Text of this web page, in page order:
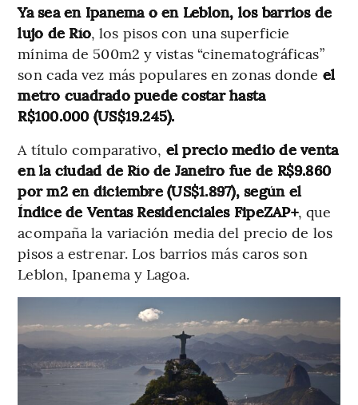
Ya sea en Ipanema o en Leblon, los barrios de
lujo de Río, los pisos con una superficie
mínima de 500m2 y vistas “cinematográficas”
son cada vez más populares en zonas donde el
metro cuadrado puede costar hasta
R$100.000 (US$19.245).
A título comparativo, el precio medio de venta
en la ciudad de Río de Janeiro fue de R$9.860
por m2 en diciembre (US$1.897), según el
Índice de Ventas Residenciales FipeZAP+, que
acompaña la variación media del precio de los
pisos a estrenar. Los barrios más caros son
Leblon, Ipanema y Lagoa.